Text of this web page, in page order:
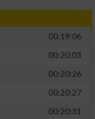
00:19:06
00:20:03
00:20:26
00:20:27
00:20:31